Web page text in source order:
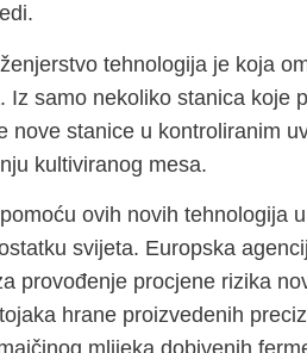
tehnologija je koja
Iz samo nekoliko stanica koje
nove stanice u kontroliranim
kultiviranog mesa.
ovih novih tehnologija
svijeta. Europska
provođenje procjene rizika
hrane proizvedenih
mlijeka dobivenih